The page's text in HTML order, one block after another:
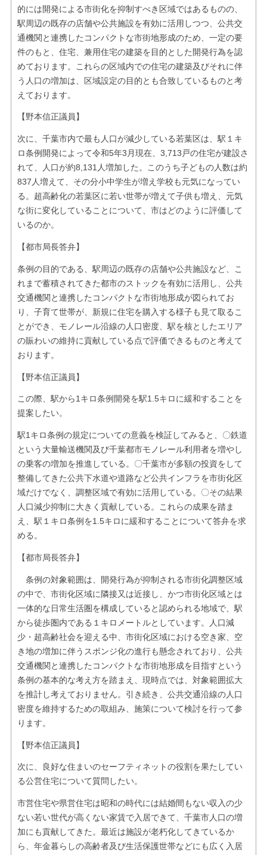
的には開発による市街化を抑制すべき区域ではあるものの、
駅周辺の既存の店舗や公共施設を有効に活用しつつ、公共交
通機関と連携したコンパクトな市街地形成のため、一定の要
件のもと、住宅、兼用住宅の建築を目的とした開発行為を認
めております。これらの区域内での住宅の建築及びそれに伴
う人口の増加は、区域設定の目的とも合致しているものと考
えております。
【野本信正議員】
次に、千葉市内で最も人口が減少している若葉区は、駅１キ
ロ条例開発によって令和5年3月現在、3,713戸の住宅が建設さ
れて、人口が約8,131人増加した。このうち子どもの人数は約
837人増えて、その分小中学生が増え学校も元気になってい
る。超高齢化の若葉区に若い世帯が増えて子供も増え、元気
な街に変化していることについて、市はどのように評価して
いるのか。
【都市局長答弁】
条例の目的である、駅周辺の既存の店舗や公共施設など、こ
れまで蓄積されてきた都市のストックを有効に活用し、公共
交通機関と連携したコンパクトな市街地形成が図られてお
り、子育て世帯が、新規に住宅を購入する様子も見て取るこ
とができ、モノレール沿線の人口密度、駅を核としたエリア
の賑わいの維持に貢献している点で評価できるものと考えて
おります。
【野本信正議員】
この際、駅から1キロ条例開発を駅1.5キロに緩和することを
提案したい。
駅1キロ条例の規定についての意義を検証してみると、〇鉄道
という大量輸送機関及び千葉都市モノレール利用者を増やし
の乗客の増加を推進している。〇千葉市が多額の投資をして
整備してきた公共下水道や道路など公共インフラを市街化区
域だけでなく、調整区域で有効に活用している。〇その結果
人口減少抑制に大きく貢献している。これらの成果を踏ま
え、駅１キロ条例を1.5キロに緩和することについて答弁を求
める。
【都市局長答弁】
条例の対象範囲は、開発行為が抑制される市街化調整区域
の中で、市街化区域に隣接又は近接し、かつ市街化区域とは
一体的な日常生活圏を構成していると認められる地域で、駅
から徒歩圏内である１キロメートルとしています。人口減
少・超高齢社会を迎える中、市街化区域における空き家、空
き地の増加に伴うスポンジ化の進行も懸念されており、公共
交通機関と連携したコンパクトな市街地形成を目指すという
条例の基本的な考え方を踏まえ、現時点では、対象範囲拡大
を推計し考えておりません。引き続き、公共交通沿線の人口
密度を維持するための取組み、施策について検討を行って参
ります。
【野本信正議員】
次に、良好な住まいのセーフティネットの役割を果たしてい
る公営住宅について質問したい。
市営住宅や県営住宅は昭和の時代には結婚間もない収入の少
ない若い世代が高くない家賃で入居できて、千葉市人口の増
加にも貢献してきた。最近は施設が老朽化してきているか
ら、年金暮らしの高齢者及び生活保護世帯などにも広く入居